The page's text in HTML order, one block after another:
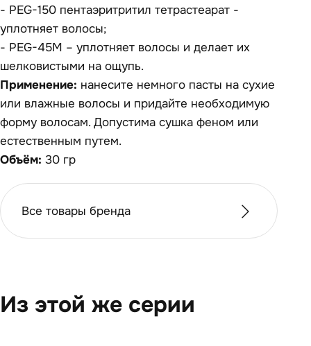
- PEG-150 пентаэритритил тетрастеарат -
уплотняет волосы;
- PEG-45М – уплотняет волосы и делает их
шелковистыми на ощупь.
Применение: нанесите немного пасты на сухие
или влажные волосы и придайте необходимую
форму волосам. Допустима сушка феном или
естественным путем.
Объём: 30 гр
Все товары бренда
Из этой же серии